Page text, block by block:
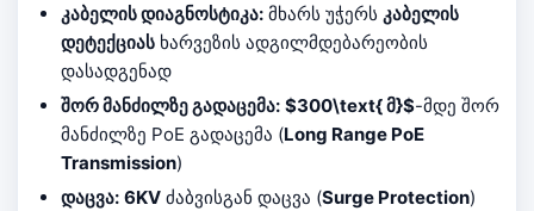
კაბელის დიაგნოსტიკა: მხარს უჭერს კაბელის
დეტექციას ხარვეზის ადგილმდებარეობის
დასადგენად
შორ მანძილზე გადაცემა: $300\text{ მ}$-მდე შორ
მანძილზე PoE გადაცემა (Long Range PoE
Transmission)
დაცვა: 6KV ძაბვისგან დაცვა (Surge Protection)